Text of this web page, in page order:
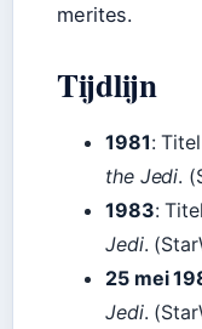
merites.
Tijdlijn
1981:
the Jedi.
1983:
Jedi.
25 mei
Jedi.